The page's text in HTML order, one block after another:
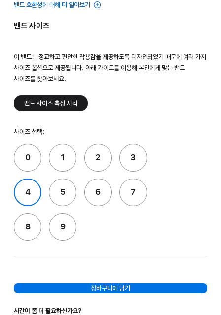
밴드 호환성에 대해 더 알아보기
밴드 사이즈
이 밴드는 정교하고 편안한 착용감을 제공하도록 디자인되었기 때문에 여러 가지
사이즈 옵션으로 제공됩니다. 아래 가이드를 이용해 본인에게 맞는 밴드
사이즈를 찾아보세요.
밴드 사이즈 측정 시작
사이즈 선택:
0 1 2 3
4 5 6 7
8 9
장바구니에 담기
시간이 좀 더 필요하신가요?